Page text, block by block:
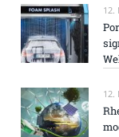
12.
12.